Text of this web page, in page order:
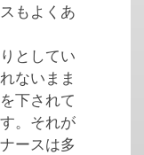
もよくあ
としてい
ないまま
下されて
。それが
ースは多